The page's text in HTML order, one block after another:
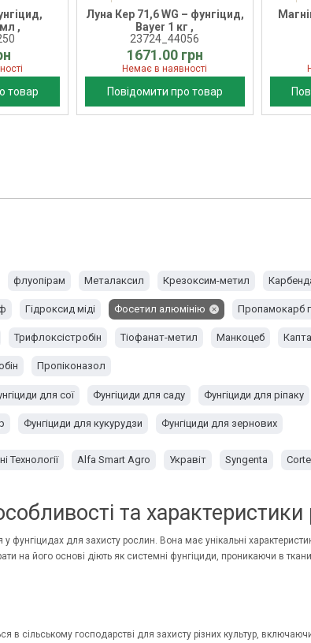
,
товар
Луна Кер 71,6 WG – фунгіцид,
Bayer 1 кг ,
23724_44056
1671.00 грн
Немає в наявності
Повідомити про товар
флуопірам Металаксил Крезоксим-метил
Гідроксид міді Фосетил алюмінію Пропамокарб
Трифлоксістробін Тіофанат-метил Манкоцеб
Пропіконазол
для сої Фунгіциди для саду Фунгіциди для ріпаку
Фунгіциди для кукурудзи Фунгіциди для зернових
Технології Alfa Smart Agro Укравіт Syngenta
та характеристики
фунгіцидах для захисту рослин. Вона має унікальні
на його основі діють як системні фунгіциди , проникаючи в
сільському господарстві для захисту різних культур,